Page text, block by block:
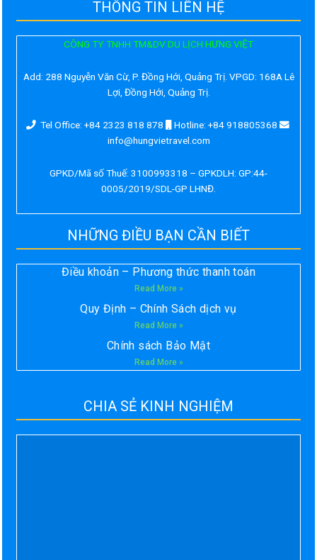
THÔNG TIN LIÊN HỆ
CÔNG TY TNHH TM&DV DU LỊCH HƯNG VIỆT
Add: 288 Nguyễn Văn Cừ, P. Đồng Hới, Quảng Trị. VPGD: 168A Lê
Lợi, Đồng Hới, Quảng Trị.
Tel Office: +84 2323 818 878
Hotline: +84 918805368
info@hungvietravel.com
GPKD/Mã số Thuế: 3100993318 – GPKDLH: GP:44-
0005/2019/SDL-GP LHNĐ.
NHỮNG ĐIỀU BẠN CẦN BIẾT
Điều khoản – Phương thức thanh toán
Read More »
Quy Định – Chính Sách dịch vụ
Read More »
Chính sách Bảo Mật
Read More »
CHIA SẺ KINH NGHIỆM